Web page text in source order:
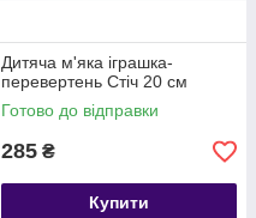
Дитяча м'яка іграшка-
перевертень Стіч 20 см
Готово до відправки
285 ₴
Купити